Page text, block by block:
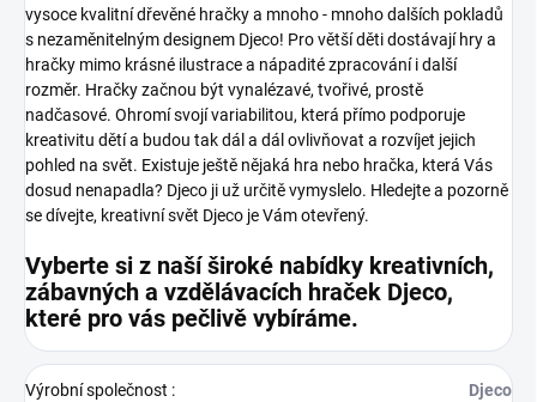
vysoce kvalitní dřevěné hračky a mnoho - mnoho dalších pokladů
s nezaměnitelným designem Djeco! Pro větší děti dostávají hry a
hračky mimo krásné ilustrace a nápadité zpracování i další
rozměr. Hračky začnou být vynalézavé, tvořivé, prostě
nadčasové. Ohromí svojí variabilitou, která přímo podporuje
kreativitu dětí a budou tak dál a dál ovlivňovat a rozvíjet jejich
pohled na svět. Existuje ještě nějaká hra nebo hračka, která Vás
dosud nenapadla? Djeco ji už určitě vymyslelo. Hledejte a pozorně
se dívejte, kreativní svět Djeco je Vám otevřený.
Vyberte si z naší široké nabídky kreativních,
zábavných a vzdělávacích hraček Djeco,
které pro vás pečlivě vybíráme.
Výrobní společnost : Djeco